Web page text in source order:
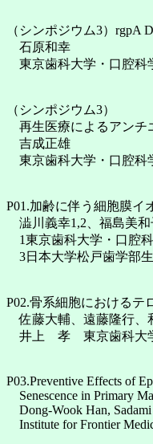
（シンポジウム3）rgpA
石原和幸
東京歯科大学・口腔科
（シンポジウム3）
再生医療によるアンチ
吉成正雄
東京歯科大学・口腔科
P01.加齢に伴う細胞膜イ
澁川義幸1,2、福島美和
1東京歯科大学・口腔科
3日本大学松戸歯学部
P02.骨系細胞におけるテ
佐藤大輔、遠藤隆行、
井上 孝 東京歯科大学
P03.Preventive Effects of
Senescence in Primary
Dong-Wook Han, Sadami
Institute for Frontier